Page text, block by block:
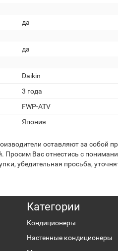
да
да
Daikin
3 года
FWP-ATV
Япония
оставляют за собой
Вас отнестись с
убедительная просьба,
Категории
Кондиционеры
Настенные кондиционеры